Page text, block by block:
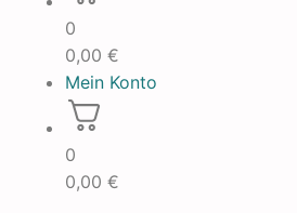
0
0,00 €
Mein Konto
0
0,00 €